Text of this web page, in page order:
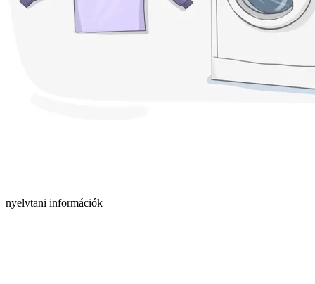
nyelvtani információk